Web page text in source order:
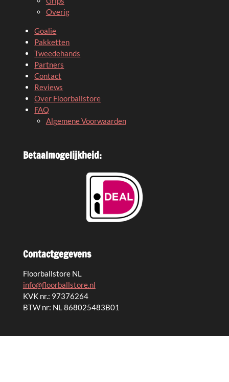
Overig
Goalie
Pakketten
Tweedehands
Partners
Contact
Reviews
Over Floorballstore
FAQ
Algemene Voorwaarden
Betaalmogelijkheid:
Contactgegevens
Floorballstore NL
info@floorballstore.nl
KVK nr.: 97376264
BTW nr: NL 868025483B01